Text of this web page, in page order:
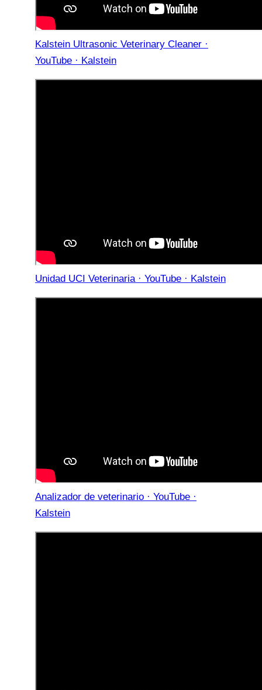
Kalstein Ultrasonic Veterinary Cleaner ·
YouTube · Kalstein
Unidad UCI Veterinaria · YouTube · Kalstein
Analizador de veterinario · YouTube ·
Kalstein